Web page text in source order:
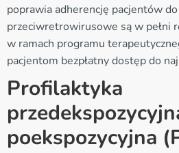
poprawia adherencję pacjentów
przeciwretrowirusowe są w pełni
w ramach programu
pacjentom bezpłatny dostęp do
Profilaktyka
poekspozycyjna